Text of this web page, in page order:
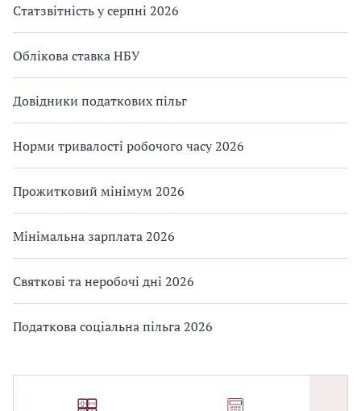
Статзвітність у серпні 2026
Облікова ставка НБУ
Довідники податкових пільг
Норми тривалості робочого часу 2026
Прожитковий мінімум 2026
Мінімальна зарплата 2026
Святкові та неробочі дні 2026
Податкова соціальна пільга 2026